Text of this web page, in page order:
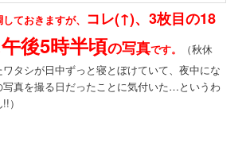
ておきますが、 コレ(↑)、3枚目の18
午後5時半頃の写真です。
（秋休
タシが日中ずっと寝とぼけていて、夜中にな
写真を撮る日だったことに気付いた…というわ
）